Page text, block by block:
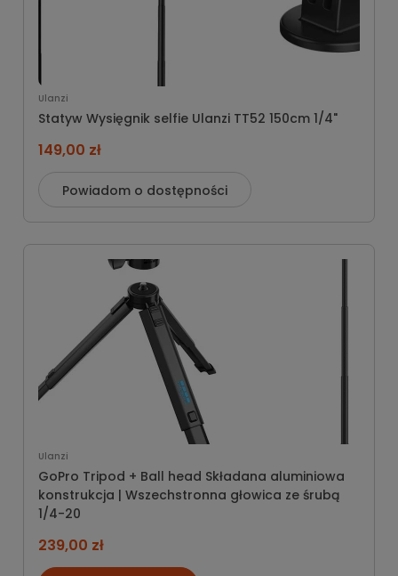
Ulanzi
Statyw Wysięgnik selfie Ulanzi TT52 150cm 1/4"
149,00 zł
Powiadom o dostępności
Ulanzi
GoPro Tripod + Ball head Składana aluminiowa
konstrukcja | Wszechstronna głowica ze śrubą
1/4-20
239,00 zł